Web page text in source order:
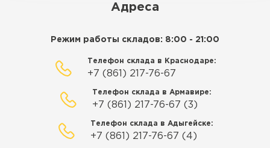
Адреса
Режим работы складов: 8:00 - 21:00
Телефон склада в Краснодаре:
+7 (861) 217-76-67
Телефон склада в Армавире:
+7 (861) 217-76-67 (3)
Телефон склада в Адыгейске:
+7 (861) 217-76-67 (4)